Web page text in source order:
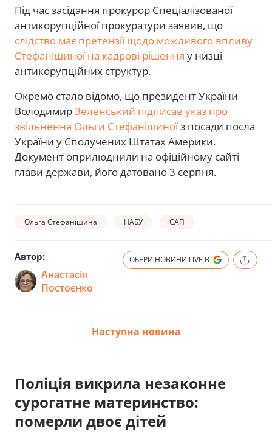
Під час засідання прокурор Спеціалізованої
антикорупційної прокуратури заявив, що
слідство має претензії щодо можливого впливу
Стефанішиної на кадрові рішення у низці
антикорупційних структур.
Окремо стало відомо, що президент України
ВолодимирЗеленський підписав указ про
звільнення Ольги Стефанішиноїз посади посла
України у Сполучених Штатах Америки.
Документ оприлюднили на офіційному сайті
глави держави, його датовано 3 серпня.
Ольга Стефанішина НАБУ САП
Автор:
Анастасія
Постоєнко
ОБЕРИ НОВИНИ.LIVE В
Наступна новина
Поліція викрила незаконне
сурогатне материнство:
померли двоє дітей